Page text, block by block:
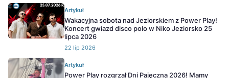
Artykuł
Wakacyjna sobota nad Jeziorskiem z Power Play!
Koncert gwiazd disco polo w Niko Jeziorsko 25
lipca 2026
22 lip 2026
Artykuł
Power Play rozgrzał Dni Pajęczna 2026! Mamy